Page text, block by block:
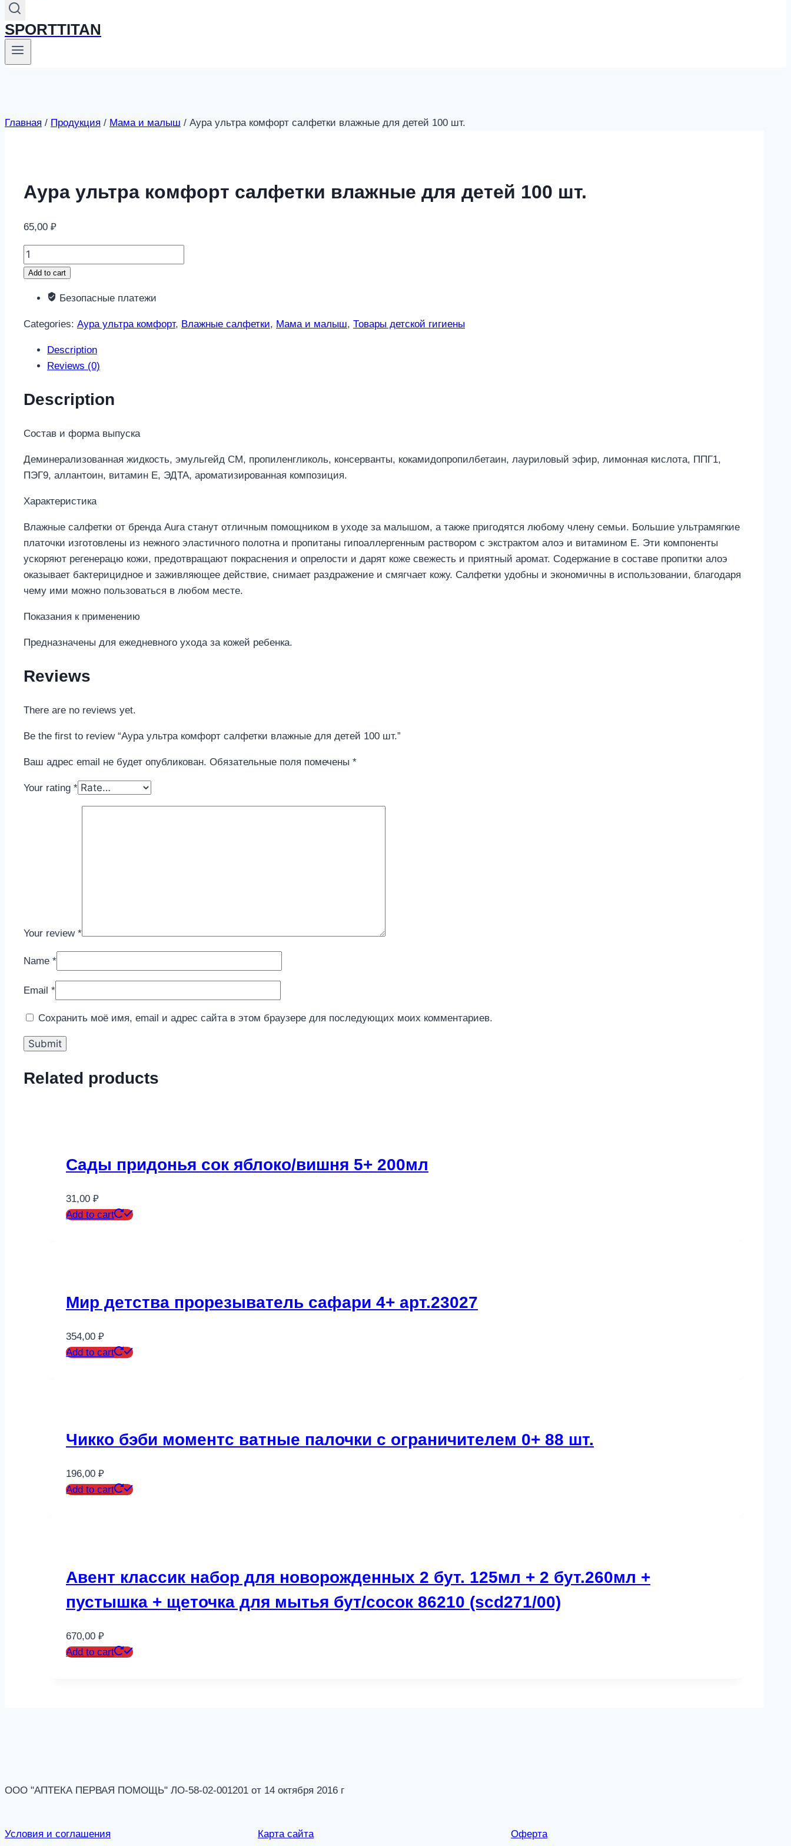
SPORTTITAN
Главная / Продукция / Мама и малыш / Аура ультра комфорт салфетки влажные для детей 100 шт.
Аура ультра комфорт салфетки влажные для детей 100 шт.
65,00 ₽
Аура
ультра
салфетки
детей
100
quantity
Add to cart
Безопасные платежи
Categories: Аура ультра комфорт, Влажные салфетки, Мама и малыш, Товары детской гигиены
Description
Reviews (0)
Description
Состав и форма выпуска
Деминерализованная жидкость, эмульгейд СМ, пропиленгликоль, консерванты, кокамидопропилбетаин, лауриловый эфир, лимонная кислота, ППГ1,
ПЭГ9, аллантоин, витамин Е, ЭДТА, ароматизированная композиция.
Характеристика
Влажные салфетки от бренда Aura станут отличным помощником в уходе за малышом, а также пригодятся любому члену семьи. Большие ультрамягкие
платочки изготовлены из нежного эластичного полотна и пропитаны гипоаллергенным раствором с экстрактом алоэ и витамином E. Эти компоненты
ускоряют регенерацю кожи, предотвращают покраснения и опрелости и дарят коже свежесть и приятный аромат. Содержание в составе пропитки алоэ
оказывает бактерицидное и заживляющее действие, снимает раздражение и смягчает кожу. Салфетки удобны и экономичны в использовании, благодаря
чему ими можно пользоваться в любом месте.
Показания к применению
Предназначены для ежедневного ухода за кожей ребенка.
Reviews
There are no reviews yet.
Be the first to review “Аура ультра комфорт салфетки влажные для детей 100 шт.”
Ваш адрес email не будет опубликован. Обязательные поля помечены *
Your rating *
Your review *
Name *
Email *
Сохранить моё имя, email и адрес сайта в этом браузере для последующих моих комментариев.
Related products
Сады придонья сок яблоко/вишня 5+ 200мл
31,00 ₽
Add to cart
Мир детства прорезыватель сафари 4+ арт.23027
354,00 ₽
Add to cart
Чикко бэби моментс ватные палочки с ограничителем 0+ 88 шт.
196,00 ₽
Add to cart
Авент классик набор для новорожденных 2 бут. 125мл + 2 бут.260мл +
пустышка + щеточка для мытья бут/сосок 86210 (scd271/00)
670,00 ₽
Add to cart
ООО "АПТЕКА ПЕРВАЯ ПОМОЩЬ" ЛО-58-02-001201 от 14 октября 2016 г
Условия и соглашения Карта сайта Оферта